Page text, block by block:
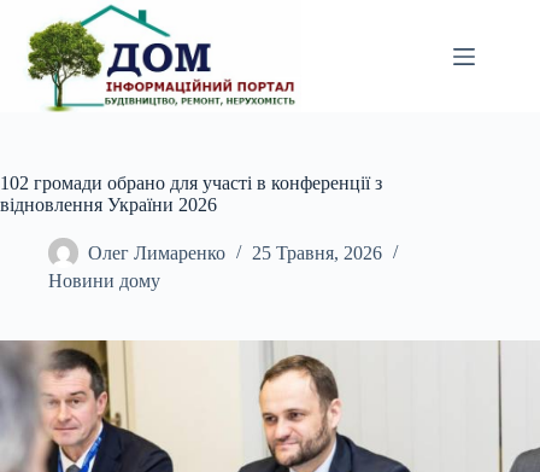
вмісту
102 громади обрано для участі в конференції з
відновлення України 2026
Олег Лимаренко
25 Травня, 2026
Новини дому